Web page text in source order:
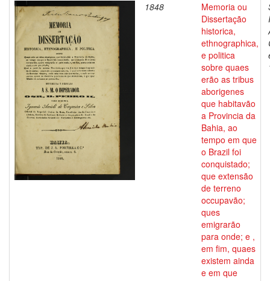
1848
Memoria ou
Dissertação
historica,
ethnographica,
e politica
sobre quaes
erão as tribus
aborigenes
que habitavão
a Provincia da
Bahia, ao
tempo em que
o Brazil foi
conquistado;
que extensão
de terreno
occupavão;
ques
emigrarão
para onde; e ,
em fim, quaes
existem ainda
e em que